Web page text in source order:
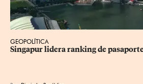
GEOPOLÍTICA
Singapur lidera ranking de